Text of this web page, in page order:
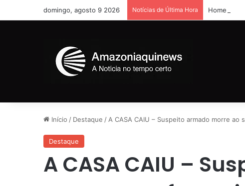
domingo, agosto 9 2026 Notícias de Última Hora Homem de
Início / Destaque / A CASA CAIU – Suspeito armado morre
Destaque
A CASA CAIU –